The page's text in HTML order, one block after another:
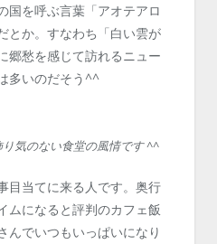
国を呼ぶ言葉「アオテアロ
とか。すなわち「白い雲が
郷愁を感じて訪れるニュー
多いのだそう^^
気のない食堂の風情です ^^
目当てに来る人です。奥行
ムになると評判のカフェ飯
んでいつもいっぱいになり